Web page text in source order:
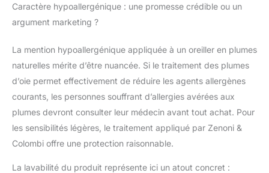
garantissant un produit
Caractère hypoallergénique : une promesse crédible ou un
argument marketing ?
La mention hypoallergénique appliquée à un oreiller en plumes
naturelles mérite d’être nuancée. Si le traitement des plumes
d’oie permet effectivement de réduire les agents allergènes
courants, les personnes souffrant d’allergies avérées aux
plumes devront consulter leur médecin avant tout achat. Pour
les sensibilités légères, le traitement appliqué par Zenoni &
Colombi offre une protection raisonnable.
La lavabilité du produit représente ici un atout concret :